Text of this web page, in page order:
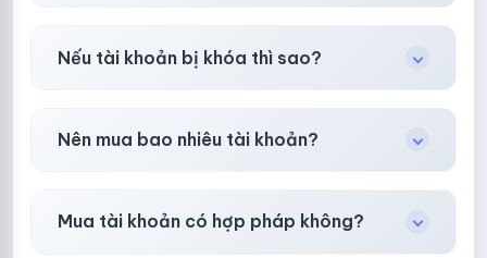
ưu tiên chất lượng, bảo hành hơn là giá rẻ nhất.
Nếu tài khoản bị khóa thì sao?
trợ đổi mới hoặc hoàn 100%.
Nên mua bao nhiêu tài khoản?
phòng.
Mua tài khoản có hợp pháp không?